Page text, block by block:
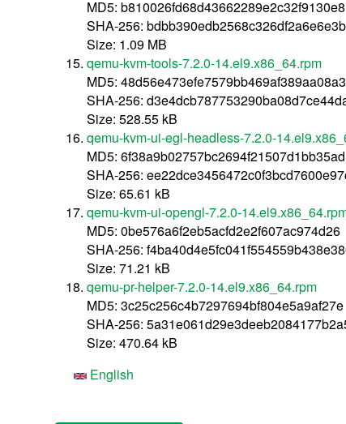
MD5: b810026fd68d43662289e2c32f9130e8
SHA-256:
Size: 1.09 MB
qemu-kvm-tools-7.2.0-14.el9.x86_64.rpm
MD5: 48d56e473efe7579bb469af389aa08a3
SHA-256:
Size: 528.55 kB
qemu-kvm-ui-egl-headless-7.2.0-
MD5: 6f38a9b02757bc2694f21507d1bb35ad
SHA-256:
Size: 65.61 kB
qemu-kvm-ui-opengl-7.2.0-
MD5: 0be576a6f2eb5acfd2e2f607ac974d26
SHA-256:
Size: 71.21 kB
qemu-pr-helper-7.2.0-14.el9.x86_64.rpm
MD5: 3c25c256c4b7297694bf804e5a9af27e
SHA-256:
Size: 470.64 kB
English